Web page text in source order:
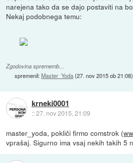
narejena tako da se dajo postaviti na
Nekaj podobnega temu:
Zgodovina sprememb…
spremenil:Master_Yoda(27. nov 2015 ob 21:08)
krneki0001
::27. nov 2015, 21:09
master_yoda, pokliči firmo comstrok (
vprašaj. Sigurno ima vsaj nekih takih 5